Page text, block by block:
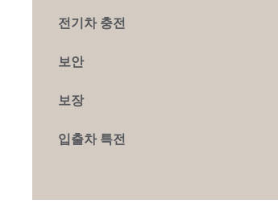
전기차 충전
보안
보장
입출차 특전